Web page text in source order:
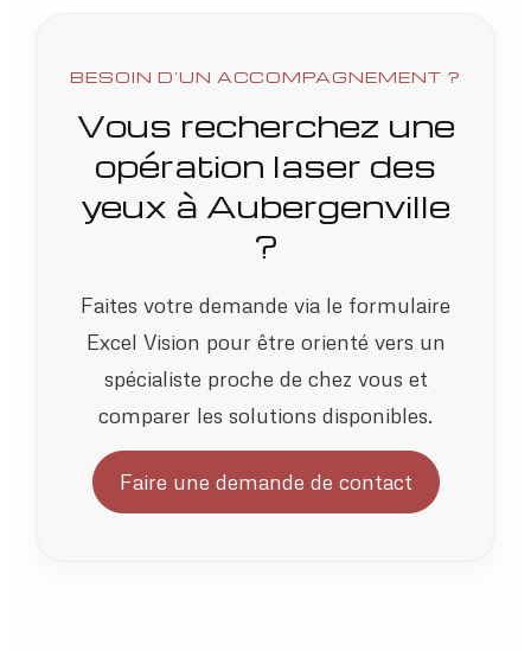
BESOIN D’UN ACCOMPAGNEMENT ?
Vous recherchez une
opération laser des
yeux à Aubergenville
?
Faites votre demande via le formulaire
Excel Vision pour être orienté vers un
spécialiste proche de chez vous et
comparer les solutions disponibles.
Faire une demande de contact